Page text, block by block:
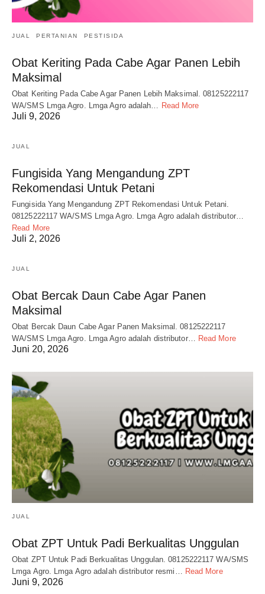
JUAL PERTANIAN PESTISIDA
Obat Keriting Pada Cabe Agar Panen Lebih
Maksimal
Obat Keriting Pada Cabe Agar Panen Lebih Maksimal. 08125222117
WA/SMS Lmga Agro. Lmga Agro adalah…
Read More
Juli 9, 2026
JUAL
Fungisida Yang Mengandung ZPT
Rekomendasi Untuk Petani
Fungisida Yang Mengandung ZPT Rekomendasi Untuk Petani.
08125222117 WA/SMS Lmga Agro. Lmga Agro adalah distributor…
Read More
Juli 2, 2026
JUAL
Obat Bercak Daun Cabe Agar Panen
Maksimal
Obat Bercak Daun Cabe Agar Panen Maksimal. 08125222117
WA/SMS Lmga Agro. Lmga Agro adalah distributor…
Read More
Juni 20, 2026
JUAL
Obat ZPT Untuk Padi Berkualitas Unggulan
Obat ZPT Untuk Padi Berkualitas Unggulan. 08125222117 WA/SMS
Lmga Agro. Lmga Agro adalah distributor resmi… Read More
Juni 9, 2026